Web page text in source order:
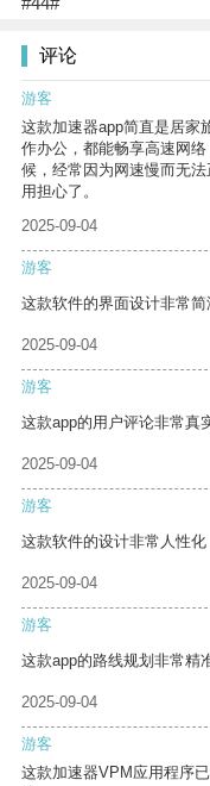
评论
游客
这款加速器app简直是居家
作办公，都能畅享高速网
候，经常因为网速慢而无
用担心了。
2025-09-04
游客
这款软件的界面设计非常简
2025-09-04
游客
这款app的用户评论非常真
2025-09-04
游客
这款软件的设计非常人性化
2025-09-04
游客
这款app的路线规划非常精
2025-09-04
游客
这款加速器VPM应用程序